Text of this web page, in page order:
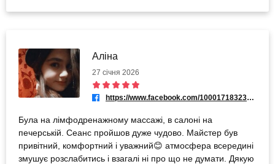
Аліна
27 січня 2026
https://www.facebook.com/100017183235919
Була на лімфодренажному массажі, в салоні на
печерській. Сеанс пройшов дуже чудово. Майстер був
привітний, комфортний і уважний😊 атмосфера всередині
змушує розслабитись і взагалі ні про що не думати. Дякую